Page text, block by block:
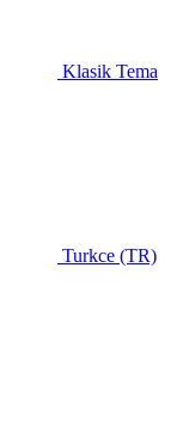
Klasik Tema
Turkce (TR)